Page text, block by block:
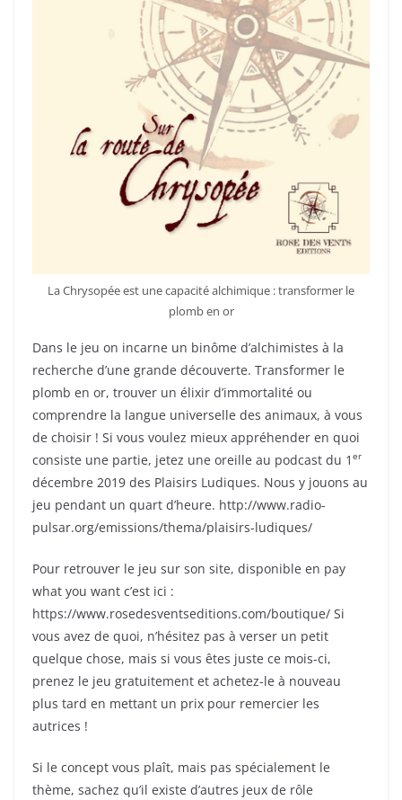
La Chrysopée est une capacité alchimique : transformer le
plomb en or
Dans le jeu on incarne un binôme d’alchimistes à la
recherche d’une grande découverte. Transformer le
plomb en or, trouver un élixir d’immortalité ou
comprendre la langue universelle des animaux, à vous
de choisir ! Si vous voulez mieux appréhender en quoi
consiste une partie, jetez une oreille au podcast du 1 er
décembre 2019 des Plaisirs Ludiques. Nous y jouons au
jeu pendant un quart d’heure. http://www.radio-
pulsar.org/emissions/thema/plaisirs-ludiques/
Pour retrouver le jeu sur son site, disponible en pay
what you want c’est ici :
https://www.rosedesventseditions.com/boutique/ Si
vous avez de quoi, n’hésitez pas à verser un petit
quelque chose, mais si vous êtes juste ce mois-ci,
prenez le jeu gratuitement et achetez-le à nouveau
plus tard en mettant un prix pour remercier les
autrices !
Si le concept vous plaît, mais pas spécialement le
thème, sachez qu’il existe d’autres jeux de rôle